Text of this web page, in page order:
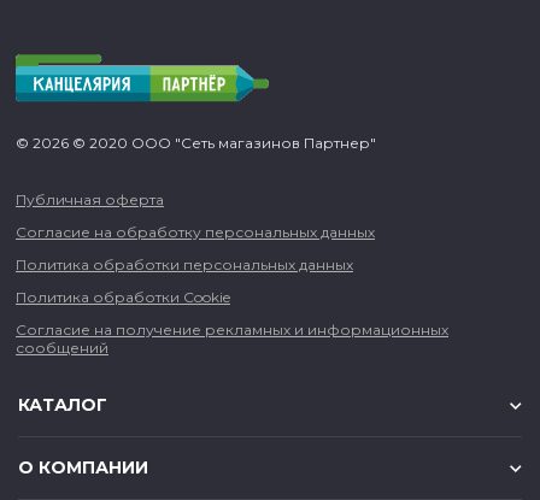
© 2026 © 2020 ООО "Сеть магазинов Партнер"
Публичная оферта
Согласие на обработку персональных данных
Политика обработки персональных данных
Политика обработки Cookie
Согласие на получение рекламных и информационных
сообщений
КАТАЛОГ
О КОМПАНИИ